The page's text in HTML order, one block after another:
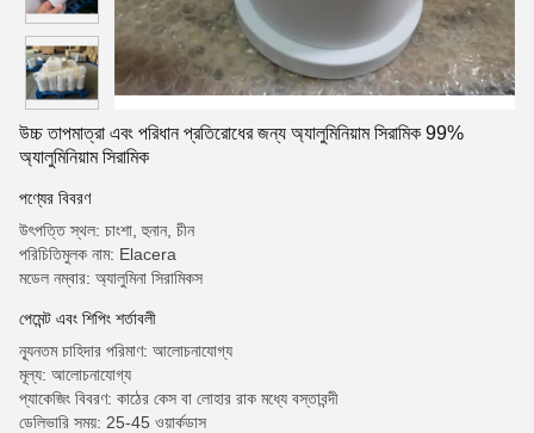
উচ্চ তাপমাত্রা এবং পরিধান প্রতিরোধের জন্য অ্যালুমিনিয়াম সিরামিক 99%
অ্যালুমিনিয়াম সিরামিক
পণ্যের বিবরণ
উৎপত্তি স্থল: চাংশা, হুনান, চীন
পরিচিতিমুলক নাম: Elacera
মডেল নম্বার: অ্যালুমিনা সিরামিকস
পেমেন্ট এবং শিপিং শর্তাবলী
ন্যূনতম চাহিদার পরিমাণ: আলোচনাযোগ্য
মূল্য: আলোচনাযোগ্য
প্যাকেজিং বিবরণ: কাঠের কেস বা লোহার রাক মধ্যে বস্তাবন্দী
ডেলিভারি সময়: 25-45 ওয়ার্কডাস